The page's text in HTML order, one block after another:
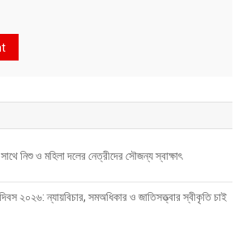
নিশু ও মহিলা দলের নেত্রীদের সৌজন্য স্বাক্ষাৎ
২০২৬: ন্যায়বিচার, সমঅধিকার ও জাতিসত্ত্বার স্বীকৃতি চাই